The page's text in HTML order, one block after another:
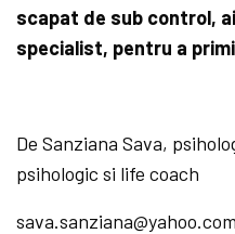
scapat de sub control,
specialist, pentru a
De Sanziana Sava,
psihologic si life coach
sava.sanziana@yahoo.com